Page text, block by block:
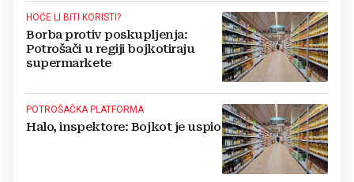
HOĆE LI BITI KORISTI?
Borba protiv poskupljenja:
Potrošači u regiji bojkotiraju
supermarkete
POTROŠAČKA PLATFORMA
Halo, inspektore: Bojkot je uspio